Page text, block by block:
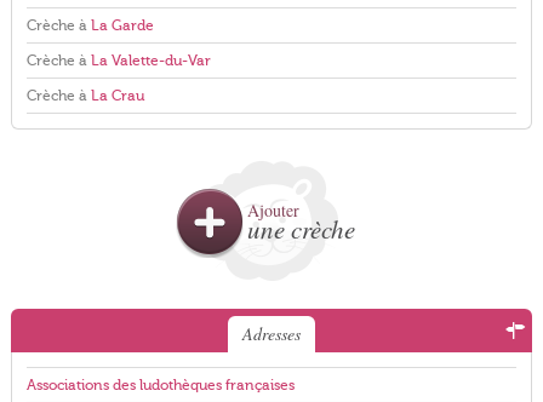
Crèche à La Garde
Crèche à La Valette-du-Var
Crèche à La Crau
Ajouter
une crèche
Adresses
Associations des ludothèques françaises